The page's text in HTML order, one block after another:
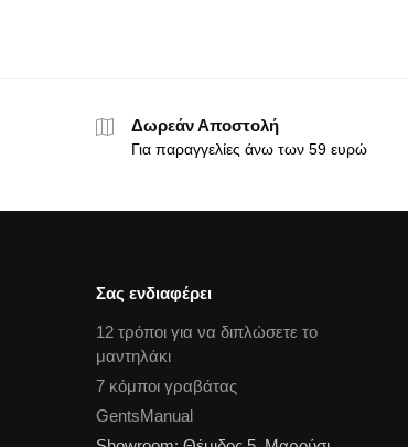
Δωρεάν Αποστολή
Για παραγγελίες άνω των 59 ευρώ
Σας ενδιαφέρει
12 τρόποι για να διπλώσετε το
μαντηλάκι
7 κόμποι γραβάτας
GentsManual